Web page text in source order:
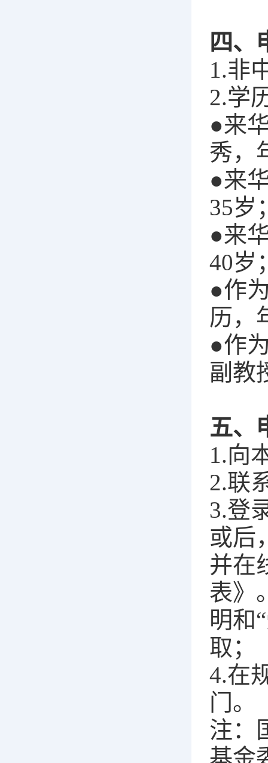
四、
1.非
2.学
●来
秀，
●来
35岁
●来
40岁
●作
历，
●作
副教
五、
1.向
2.联
3.登
或后
并在
表》
明和
取；
4.在
门。
注：
基金